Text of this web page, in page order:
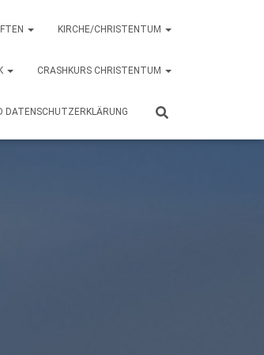
KIRCHE/CHRISTENTUM
CRASHKURS CHRISTENTUM
DATENSCHUTZERKLÄRUNG